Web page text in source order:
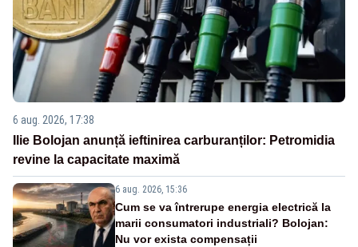
6 aug. 2026, 17:38
Ilie Bolojan anunță ieftinirea carburanților: Petromidia
revine la capacitate maximă
6 aug. 2026, 15:36
Cum se va întrerupe energia electrică la
marii consumatori industriali? Bolojan:
Nu vor exista compensații